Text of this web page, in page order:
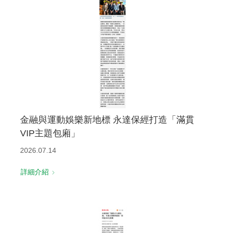
金融與運動娛樂新地標 永達保經打造「滿貫
VIP主題包廂」
2026.07.14
詳細介紹